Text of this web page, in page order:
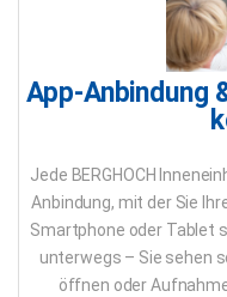
App-Anbindung
Jede BERGHOCH
Anbindung, mit der Sie
Smartphone oder Tablet
unterwegs – Sie sehen
öffnen oder Aufnahmen abrufen. Die